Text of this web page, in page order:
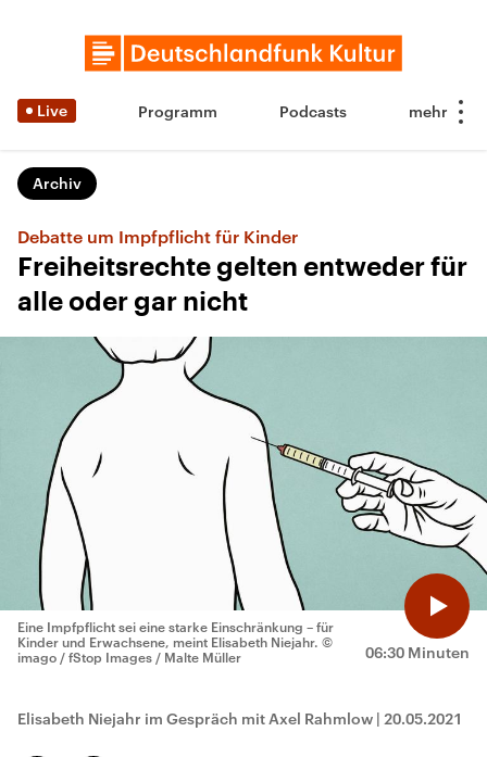
Live Programm Podcasts
Archiv
Debatte um Impfpflicht für Kinder
Freiheitsrechte gelten entweder für
alle oder gar nicht
06:30 Minuten
Eine Impfpflicht sei eine starke Einschränkung – für
Kinder und Erwachsene, meint Elisabeth Niejahr. ©
imago / fStop Images / Malte Müller
Elisabeth Niejahr im Gespräch mit Axel Rahmlow | 20.05.2021